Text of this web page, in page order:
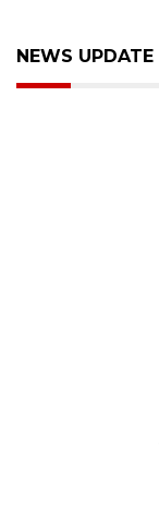
NEWS UPDATE